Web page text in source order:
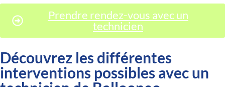
Prendre rendez-vous avec un
technicien
Découvrez les différentes
interventions possibles avec un